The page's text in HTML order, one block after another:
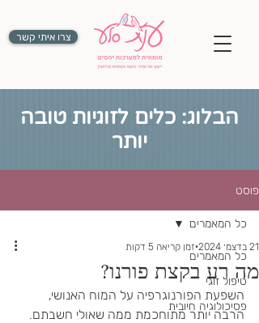
צרו איתי קשר
הבלוג: כלים לזוגיות טובה
יותר
פוסט
כל המאמרים
טיפול זוגי
פסיכולוגיה חיובית
כל המאמרים
מה רע בקצת פורנו?
21 בדצמ׳ 2024 זמן קריאה 5 דקות
השפעת הפורנוגרפיה על המוח האנושי,
הרבה יותר מתוחכמת ממה שאולי חשבתם.